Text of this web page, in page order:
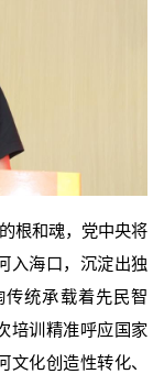
根和魂，党中央将
入海口，沉淀出独
统承载着先民智
培训精准呼应国家
化创造性转化、